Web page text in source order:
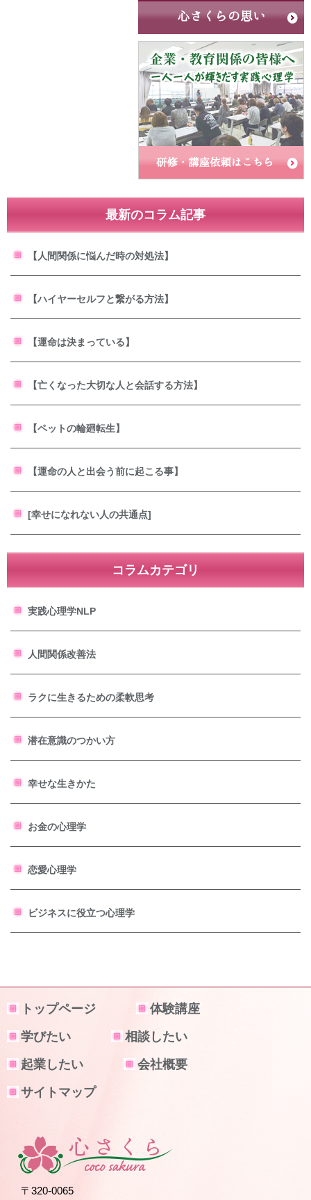
最新のコラム記事
【人間関係に悩んだ時の対処法】
【ハイヤーセルフと繋がる方法】
【運命は決まっている】
【亡くなった大切な人と会話する方法】
【ペットの輪廻転生】
【運命の人と出会う前に起こる事】
[幸せになれない人の共通点]
コラムカテゴリ
実践心理学NLP
人間関係改善法
ラクに生きるための柔軟思考
潜在意識のつかい方
幸せな生きかた
お金の心理学
恋愛心理学
ビジネスに役立つ心理学
トップページ
体験講座
学びたい
相談したい
起業したい
会社概要
サイトマップ
〒320-0065